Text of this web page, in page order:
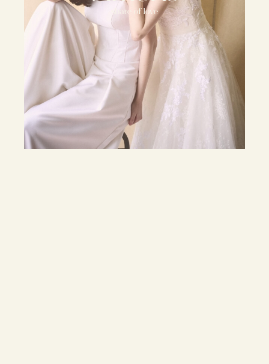
祝福されない愛があってはいけない。
愛は祝福されてこそ、
また深まっていくのだから。
すべての愛に、
心からのおめでとうを。